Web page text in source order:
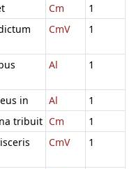
Cm
1
CmV 1
Al 1
in Al
1
tribuit Cm
1
CmV 1